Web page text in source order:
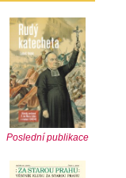
Poslední publikace